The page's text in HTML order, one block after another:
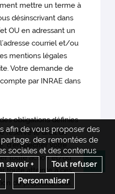
mettre un terme à
désinscrivant dans
OU en adressant un
courriel et/ou
mentions légales
Votre demande de
par INRAE dans
obligations définies
réserve le droit de
d’empêcher votre
toute action et/ou
toute atteinte à ces
du préjudice subi.
afin de vous proposer des
des remontées de
sociales et des contenus
savoir +
Tout refuser
Personnaliser